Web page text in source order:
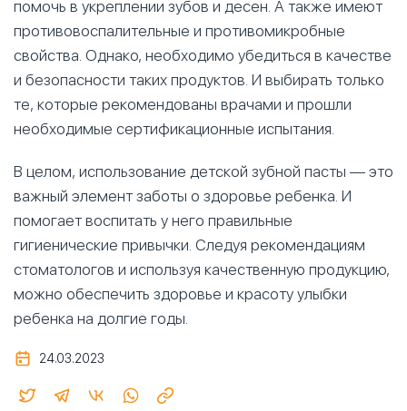
помочь в укреплении зубов и десен. А также имеют
противовоспалительные и противомикробные
свойства. Однако, необходимо убедиться в качестве
и безопасности таких продуктов. И выбирать только
те, которые рекомендованы врачами и прошли
необходимые сертификационные испытания.
В целом, использование детской зубной пасты — это
важный элемент заботы о здоровье ребенка. И
помогает воспитать у него правильные
гигиенические привычки. Следуя рекомендациям
стоматологов и используя качественную продукцию,
можно обеспечить здоровье и красоту улыбки
ребенка на долгие годы.
24.03.2023